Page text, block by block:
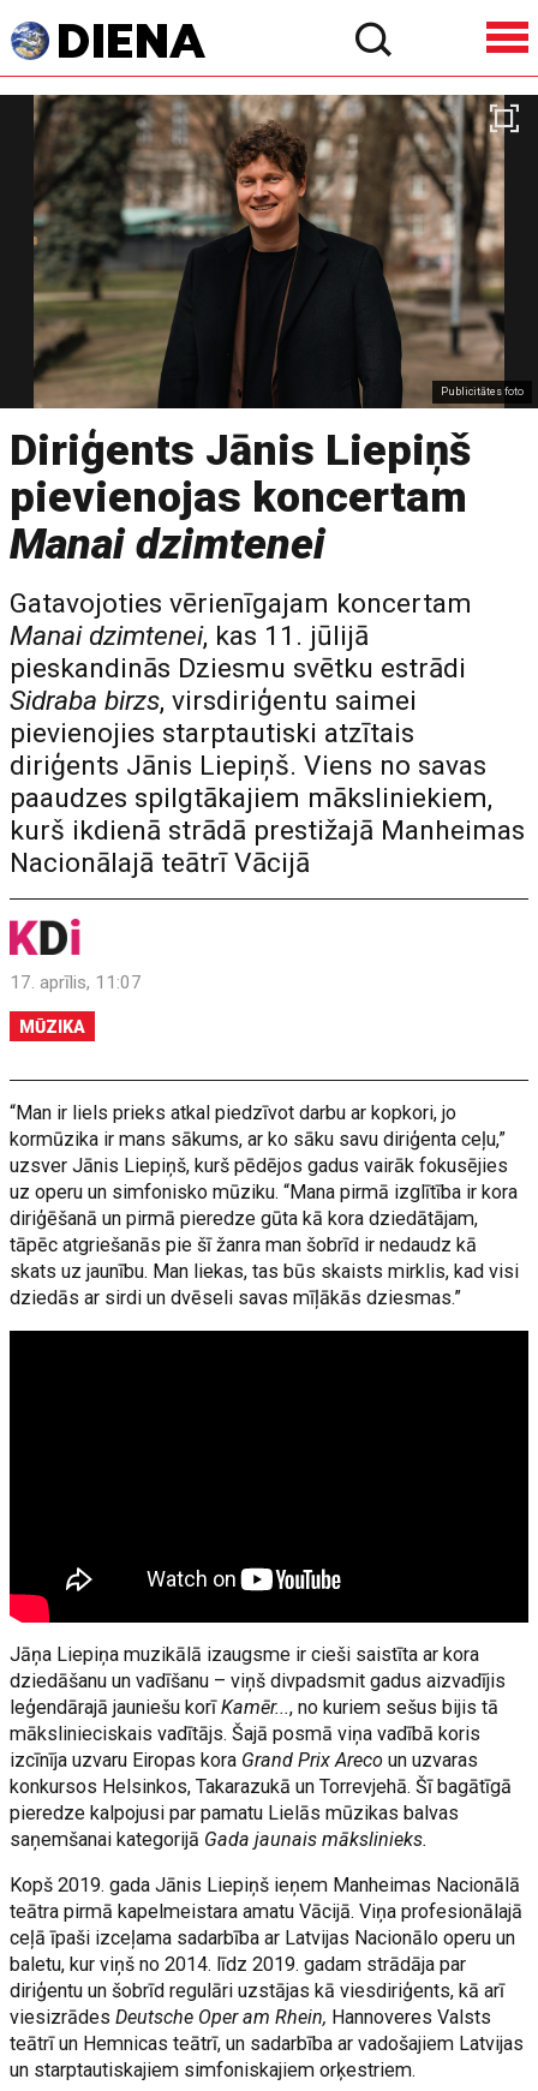
Publicitātes foto
Diriģents Jānis Liepiņš
pievienojas koncertam
Manai dzimtenei
Gatavojoties vērienīgajam koncertam
Manai dzimtenei, kas 11. jūlijā
pieskandinās Dziesmu svētku estrādi
Sidraba birzs, virsdiriģentu saimei
pievienojies starptautiski atzītais
diriģents Jānis Liepiņš. Viens no savas
paaudzes spilgtākajiem māksliniekiem,
kurš ikdienā strādā prestižajā Manheimas
Nacionālajā teātrī Vācijā
17. aprīlis, 11:07
MŪZIKA
“Man ir liels prieks atkal piedzīvot darbu ar kopkori, jo
kormūzika ir mans sākums, ar ko sāku savu diriģenta ceļu,”
uzsver Jānis Liepiņš, kurš pēdējos gadus vairāk fokusējies
uz operu un simfonisko mūziku. “Mana pirmā izglītība ir kora
diriģēšanā un pirmā pieredze gūta kā kora dziedātājam,
tāpēc atgriešanās pie šī žanra man šobrīd ir nedaudz kā
skats uz jaunību. Man liekas, tas būs skaists mirklis, kad visi
dziedās ar sirdi un dvēseli savas mīļākās dziesmas.”
Jāņa Liepiņa muzikālā izaugsme ir cieši saistīta ar kora
dziedāšanu un vadīšanu – viņš divpadsmit gadus aizvadījis
leģendārajā jauniešu korīKamēr..., no kuriem sešus bijis tā
mākslinieciskais vadītājs. Šajā posmā viņa vadībā koris
izcīnīja uzvaru Eiropas kora Grand Prix Arecoun uzvaras
konkursos Helsinkos, Takarazukā un Torrevjehā. Šī bagātīgā
pieredze kalpojusi par pamatu Lielās mūzikas balvas
saņemšanai kategorijā Gada jaunais mākslinieks.
Kopš 2019. gada Jānis Liepiņš ieņem Manheimas Nacionālā
teātra pirmā kapelmeistara amatu Vācijā. Viņa profesionālajā
ceļā īpaši izceļama sadarbība ar Latvijas Nacionālo operu un
baletu, kur viņš no 2014. līdz 2019. gadam strādāja par
diriģentu un šobrīd regulāri uzstājas kā viesdiriģents, kā arī
viesizrādesDeutsche Oper am Rhein, Hannoveres Valsts
teātrī un Hemnicas teātrī, un sadarbība ar vadošajiem Latvijas
un starptautiskajiem simfoniskajiem orķestriem.